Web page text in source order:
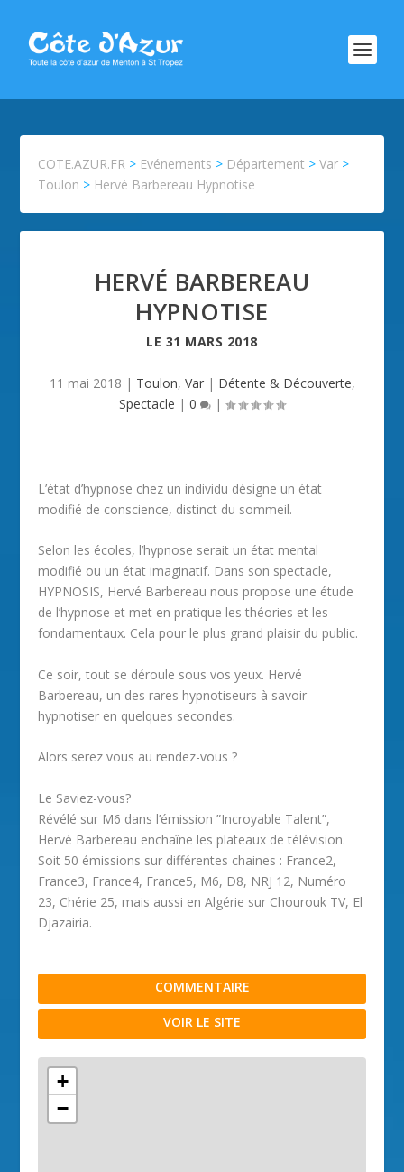
COTE.AZUR.FR > Evénements > Département >Var >
Toulon > Hervé Barbereau Hypnotise
HERVÉ BARBEREAU
HYPNOTISE
LE 31 MARS 2018
11 mai 2018 | Toulon, Var| Détente & Découverte,
Spectacle | 0 |
L’état d’hypnose chez un individu désigne un état
modifié de conscience, distinct du sommeil.
Selon les écoles, l’hypnose serait un état mental
modifié ou un état imaginatif. Dans son spectacle,
HYPNOSIS, Hervé Barbereau nous propose une étude
de l’hypnose et met en pratique les théories et les
fondamentaux. Cela pour le plus grand plaisir du public.
Ce soir, tout se déroule sous vos yeux. Hervé
Barbereau, un des rares hypnotiseurs à savoir
hypnotiser en quelques secondes.
Alors serez vous au rendez-vous ?
Le Saviez-vous?
Révélé sur M6 dans l’émission ”Incroyable Talent”,
Hervé Barbereau enchaîne les plateaux de télévision.
Soit 50 émissions sur différentes chaines : France2,
France3, France4, France5, M6, D8, NRJ 12, Numéro
23, Chérie 25, mais aussi en Algérie sur Chourouk TV, El
Djazairia.
COMMENTAIRE
VOIR LE SITE
+
−